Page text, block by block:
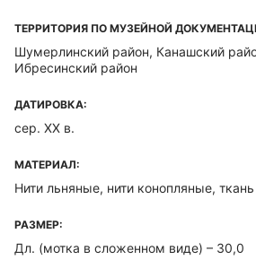
ТЕРРИТОРИЯ ПО МУЗЕЙНОЙ
Шумерлинский район, Канашский
Ибресинский район
ДАТИРОВКА:
сер. XX в.
МАТЕРИАЛ:
Нити льняные, нити конопляные,
РАЗМЕР:
Дл. (мотка в сложенном виде) – 30,0